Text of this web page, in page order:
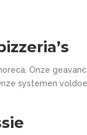
Onze
systemen